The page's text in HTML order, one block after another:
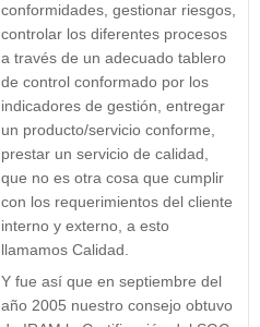
conformidades, gestionar riesgos,
controlar los diferentes procesos
a través de un adecuado tablero
de control conformado por los
indicadores de gestión, entregar
un producto/servicio conforme,
prestar un servicio de calidad,
que no es otra cosa que cumplir
con los requerimientos del cliente
interno y externo, a esto
llamamos Calidad.
Y fue así que en septiembre del
año 2005 nuestro consejo obtuvo